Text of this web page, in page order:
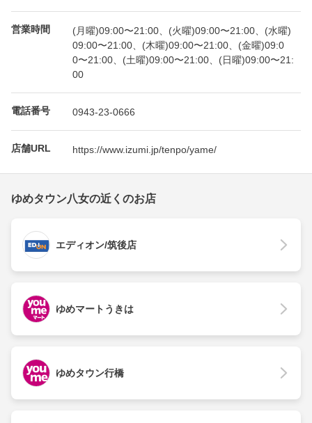
営業時間
(月曜)09:00〜21:00、(火曜)09:00〜21:00、(水曜)
09:00〜21:00、(木曜)09:00〜21:00、(金曜)09:0
0〜21:00、(土曜)09:00〜21:00、(日曜)09:00〜21:
00
電話番号 0943-23-0666
店舗URL https://www.izumi.jp/tenpo/yame/
ゆめタウン八女の近くのお店
エディオン/筑後店
ゆめマートうきは
ゆめタウン行橋